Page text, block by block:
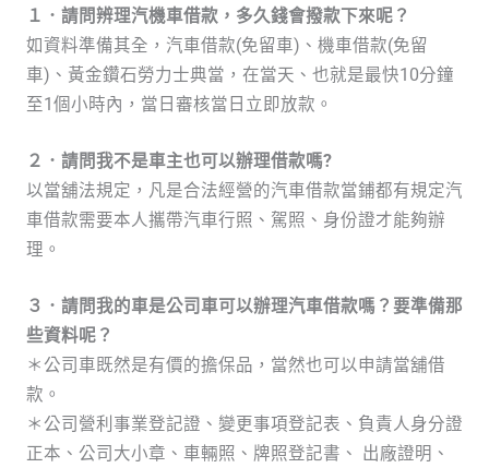
１．請問辨理汽機車借款，多久錢會撥款下來呢？
如資料準備其全，汽車借款(免留車)、機車借款(免留
車)、黃金鑽石勞力士典當，在當天、也就是最快10分鐘
至1個小時內，當日審核當日立即放款。
２．請問我不是車主也可以辦理借款嗎?
以當舖法規定，凡是合法經營的汽車借款當鋪都有規定汽
車借款需要本人攜帶汽車行照、駕照、身份證才能夠辦
理。
３．請問我的車是公司車可以辦理汽車借款嗎？要準備那
些資料呢？
＊公司車既然是有價的擔保品，當然也可以申請當舖借
款。
＊公司營利事業登記證、變更事項登記表、負責人身分證
正本、公司大小章、車輛照、牌照登記書、 出廠證明、